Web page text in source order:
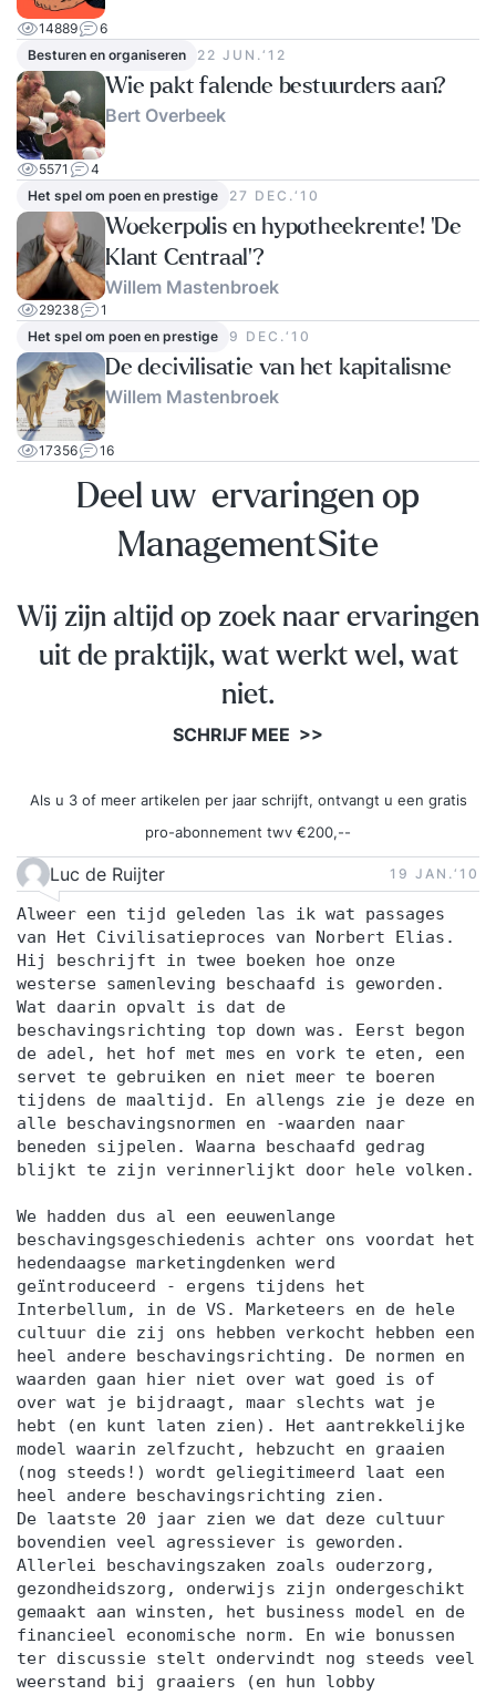
14889
6
Besturen en organiseren
22 JUN.‘12
Wie pakt falende bestuurders aan?
Bert Overbeek
5571
4
Het spel om poen en prestige
27 DEC.‘10
Woekerpolis en hypotheekrente! ‘De
Klant Centraal’?
Willem Mastenbroek
29238
1
Het spel om poen en prestige
9 DEC.‘10
De decivilisatie van het kapitalisme
Willem Mastenbroek
17356 16
Deel uw ervaringen op
ManagementSite
Wij zijn altijd op zoek naar ervaringen
uit de praktijk, wat werkt wel, wat
niet.
SCHRIJF MEE >>
Als u 3 of meer artikelen per jaar schrijft, ontvangt u een gratis
pro-abonnement twv €200,--
Luc de Ruijter 19 JAN.‘10
Alweer een tijd geleden las ik wat passages
van Het Civilisatieproces van Norbert Elias.
Hij beschrijft in twee boeken hoe onze
westerse samenleving beschaafd is geworden.
Wat daarin opvalt is dat de
beschavingsrichting top down was. Eerst begon
de adel, het hof met mes en vork te eten, een
servet te gebruiken en niet meer te boeren
tijdens de maaltijd. En allengs zie je deze en
alle beschavingsnormen en -waarden naar
beneden sijpelen. Waarna beschaafd gedrag
blijkt te zijn verinnerlijkt door hele volken.
We hadden dus al een eeuwenlange
beschavingsgeschiedenis achter ons voordat het
hedendaagse marketingdenken werd
geïntroduceerd - ergens tijdens het
Interbellum, in de VS. Marketeers en de hele
cultuur die zij ons hebben verkocht hebben een
heel andere beschavingsrichting. De normen en
waarden gaan hier niet over wat goed is of
over wat je bijdraagt, maar slechts wat je
hebt (en kunt laten zien). Het aantrekkelijke
model waarin zelfzucht, hebzucht en graaien
(nog steeds!) wordt geliegitimeerd laat een
heel andere beschavingsrichting zien.
De laatste 20 jaar zien we dat deze cultuur
bovendien veel agressiever is geworden.
Allerlei beschavingszaken zoals ouderzorg,
gezondheidszorg, onderwijs zijn ondergeschikt
gemaakt aan winsten, het business model en de
financieel economische norm. En wie bonussen
ter discussie stelt ondervindt nog steeds veel
weerstand bij graaiers (en hun lobby